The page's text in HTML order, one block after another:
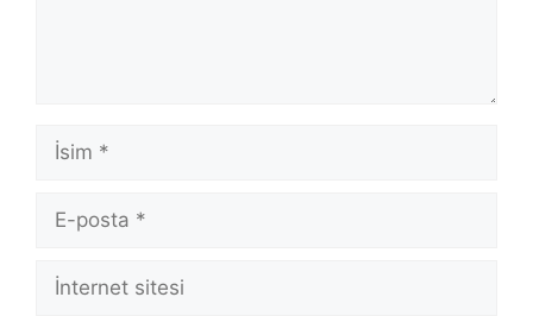
İsim
posta
İnternet
sitesi